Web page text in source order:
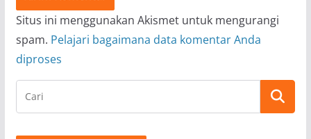
Situs ini menggunakan Akismet untuk mengurangi
spam. Pelajari bagaimana data komentar Anda
diproses